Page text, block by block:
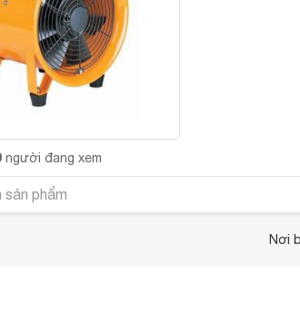
người đang xem
sản phẩm
Nơi